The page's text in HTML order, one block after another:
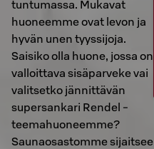
tuntumassa. Mukavat
huoneemme ovat levon ja
hyvän unen tyyssijoja.
Saisiko olla huone, jossa on
valloittava sisäparveke vai
valitsetko jännittävän
supersankari Rendel -
teemahuoneemme?
Saunaosastomme sijaitsee